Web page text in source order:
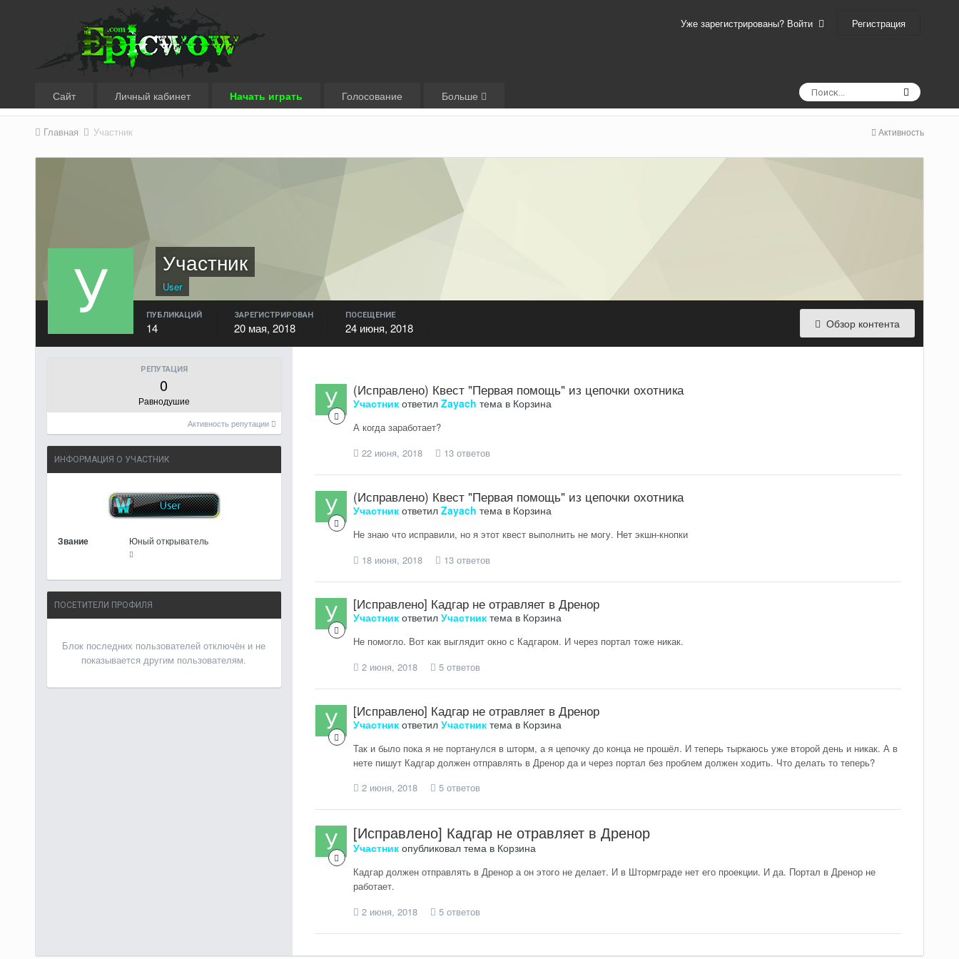
Уже зарегистрированы? Войти Регистрация
Сайт Личный кабинет Начать играть Голосование Больше
Активность
Главная Участник
Участник
User
Обзор контента
ПУБЛИКАЦИЙ
14
ЗАРЕГИСТРИРОВАН
20 мая, 2018
ПОСЕЩЕНИЕ
24 июня, 2018
РЕПУТАЦИЯ
0
Равнодушие
Активность репутации
ИНФОРМАЦИЯ О УЧАСТНИК
Звание Юный открыватель
ПОСЕТИТЕЛИ ПРОФИЛЯ
Блок последних пользователей отключён и не
показывается другим пользователям.
(Исправлено) Квест "Первая помощь" из цепочки охотника
Участникответил Zayach тема в Корзина
А когда заработает?
22 июня, 2018
13 ответов
(Исправлено) Квест "Первая помощь" из цепочки охотника
Участникответил Zayach тема в Корзина
Не знаю что исправили, но я этот квест выполнить не могу. Нет экшн-кнопки
18 июня, 2018
13 ответов
[Исправлено] Кадгар не отравляет в Дренор
Участникответил Участниктема в Корзина
Не помогло. Вот как выглядит окно с Кадгаром. И через портал тоже никак.
2 июня, 2018
5 ответов
[Исправлено] Кадгар не отравляет в Дренор
Участникответил Участниктема в Корзина
Так и было пока я не портанулся в шторм, а я цепочку до конца не прошёл. И теперь тыркаюсь уже второй день и никак. А в
нете пишут Кадгар должен отправлять в Дренор да и через портал без проблем должен ходить. Что делать то теперь?
2 июня, 2018
5 ответов
[Исправлено] Кадгар не отравляет в Дренор
Участникопубликовал тема в Корзина
Кадгар должен отправлять в Дренор а он этого не делает. И в Штормграде нет его проекции. И да. Портал в Дренор не
работает.
2 июня, 2018
5 ответов